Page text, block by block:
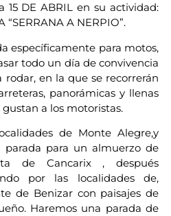
DE ABRIL en su actividad:
“SERRANA A NERPIO”.
específicamente para motos,
todo un día de convivencia
rodar, en la que se recorrerán
panorámicas y llenas
a los motoristas.
de Monte Alegre,y
para un almuerzo de
de Cancarix , después
por las localidades de,
de Benizar con paisajes de
Haremos una parada de